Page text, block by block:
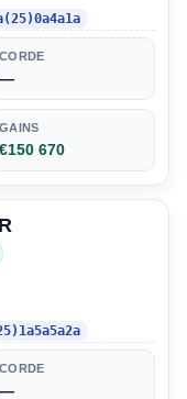
CORDE
—
GAINS
€150 670
CORDE
—